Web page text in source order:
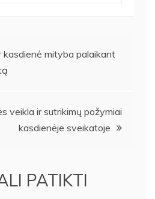
kasdienė mityba palaikant
veikla ir sutrikimų požymiai
kasdienėje sveikatoje
PATIKTI